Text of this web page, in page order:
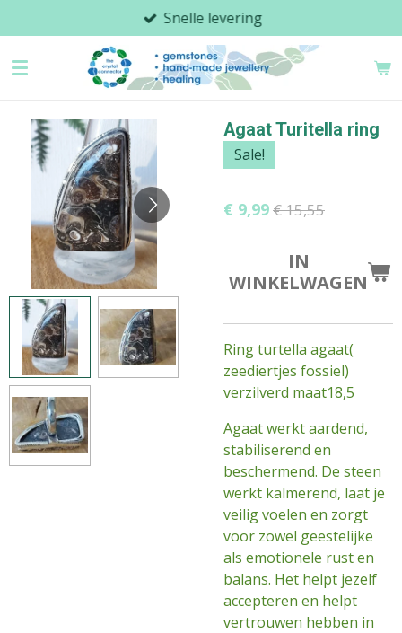
direct
naar
Snelle levering
Agaat Turitella ring
Sale!
€ 9,99€ 15,55
IN
WINKELWAGEN
Ring turtella agaat(
zeediertjes fossiel)
verzilverd maat18,5
Agaat werkt aardend,
stabiliserend en
beschermend. De steen
werkt kalmerend, laat je
veilig voelen en zorgt
voor zowel geestelijke
als emotionele rust en
balans. Het helpt jezelf
accepteren en helpt
vertrouwen hebben in